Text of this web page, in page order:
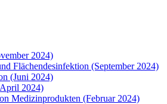
2024)
Flächendesinfektion (September 2024)
(Juni 2024)
2024)
Medizinprodukten (Februar 2024)